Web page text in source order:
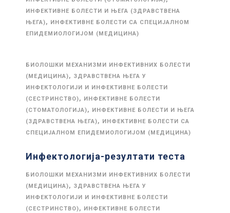
ИНФЕКТИВНЕ БОЛЕСТИ И ЊЕГА (ЗДРАВСТВЕНА
ЊЕГА), ИНФЕКТИВНЕ БОЛЕСТИ СА СПЕЦИЈАЛНОМ
ЕПИДЕМИОЛОГИЈОМ (МЕДИЦИНА)
БИОЛОШКИ МЕХАНИЗМИ ИНФЕКТИВНИХ БОЛЕСТИ
(МЕДИЦИНА), ЗДРАВСТВЕНА ЊЕГА У
ИНФЕКТОЛОГИЈИ И ИНФЕКТИВНЕ БОЛЕСТИ
(СЕСТРИНСТВО), ИНФЕКТИВНЕ БОЛЕСТИ
(СТОМАТОЛОГИЈА), ИНФЕКТИВНЕ БОЛЕСТИ И ЊЕГА
(ЗДРАВСТВЕНА ЊЕГА), ИНФЕКТИВНЕ БОЛЕСТИ СА
СПЕЦИЈАЛНОМ ЕПИДЕМИОЛОГИЈОМ (МЕДИЦИНА)
Инфектологија-резултати теста
БИОЛОШКИ МЕХАНИЗМИ ИНФЕКТИВНИХ БОЛЕСТИ
(МЕДИЦИНА), ЗДРАВСТВЕНА ЊЕГА У
ИНФЕКТОЛОГИЈИ И ИНФЕКТИВНЕ БОЛЕСТИ
(СЕСТРИНСТВО), ИНФЕКТИВНЕ БОЛЕСТИ